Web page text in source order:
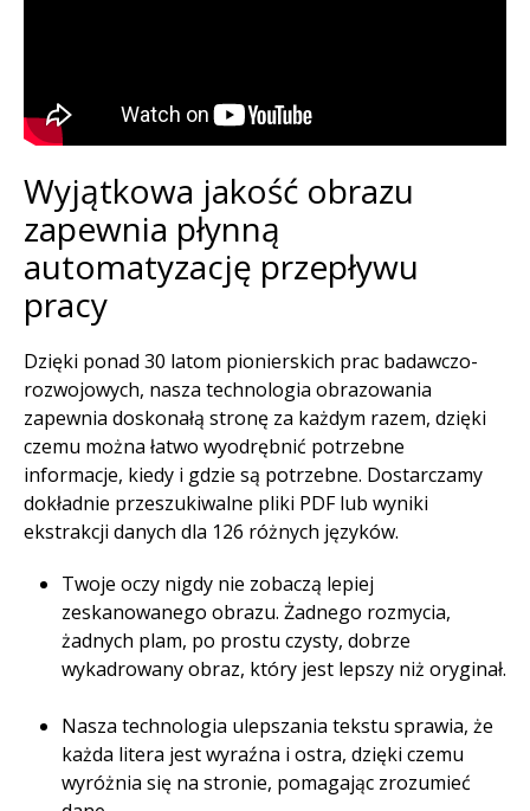
Wyjątkowa jakość obrazu
zapewnia płynną
automatyzację przepływu
pracy​
Dzięki ponad 30 latom pionierskich prac badawczo-
rozwojowych, nasza technologia obrazowania
zapewnia doskonałą stronę za każdym razem, dzięki
czemu można łatwo wyodrębnić potrzebne
informacje, kiedy i gdzie są potrzebne. Dostarczamy
dokładnie przeszukiwalne pliki PDF lub wyniki
ekstrakcji danych dla 126 różnych języków. ​
Twoje oczy nigdy nie zobaczą lepiej
zeskanowanego obrazu. Żadnego rozmycia,
żadnych plam, po prostu czysty, dobrze
wykadrowany obraz, który jest lepszy niż oryginał.
Nasza technologia ulepszania tekstu sprawia, że
każda litera jest wyraźna i ostra, dzięki czemu
wyróżnia się na stronie, pomagając zrozumieć